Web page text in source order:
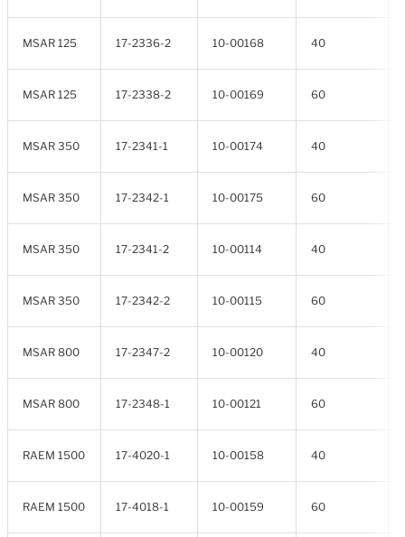
MSAR 125 17-2336-2 10-00168 40
MSAR 125 17-2338-2 10-00169 60
MSAR 350 17-2341-1 10-00174 40
MSAR 350 17-2342-1 10-00175 60
MSAR 350 17-2341-2 10-00114 40
MSAR 350 17-2342-2 10-00115 60
MSAR 800 17-2347-2 10-00120 40
MSAR 800 17-2348-1 10-00121 60
RAEM 1500 17-4020-1 10-00158 40
RAEM 1500 17-4018-1 10-00159 60